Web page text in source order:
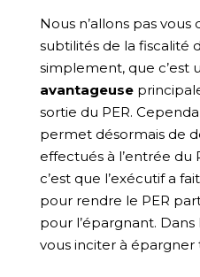
Nous n’allons pas
subtilités de la fiscalité
simplement, que c’est
avantageuse
sortie du PER.
permet désormais de
effectués à l’entrée du
c’est que l’exécutif a
pour rendre le PER
pour l’épargnant.
vous inciter à épargner